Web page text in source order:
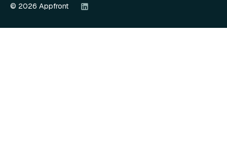
© 2026 Appfront